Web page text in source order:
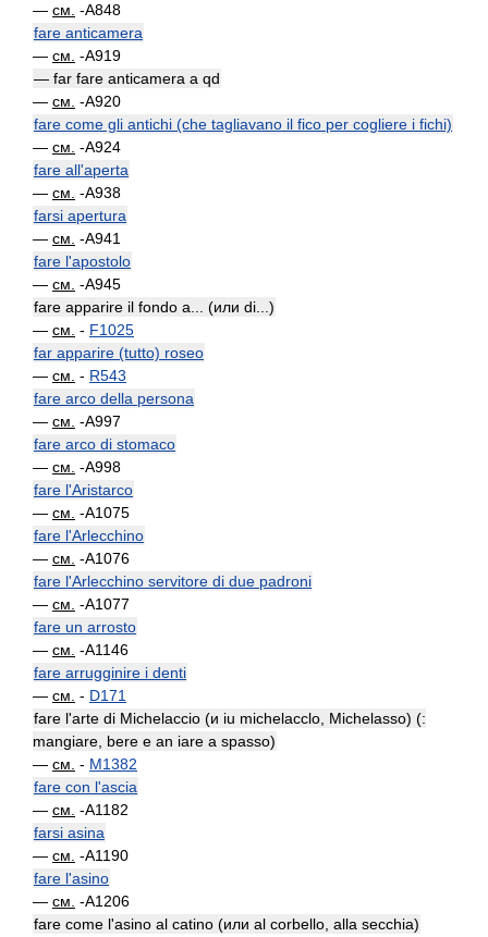
— см. -A848
fare anticamera
— см. -A919
— far fare anticamera a qd
— см. -A920
fare come gli antichi (che tagliavano il fico per cogliere i fichi)
— см. -A924
fare all'aperta
— см. -A938
farsi apertura
— см. -A941
fare l'apostolo
— см. -A945
fare apparire il fondo a... (или di...)
— см. - F1025
far apparire (tutto) roseo
— см. - R543
fare arco della persona
— см. -A997
fare arco di stomaco
— см. -A998
fare l'Aristarco
— см. -A1075
fare l'Arlecchino
— см. -A1076
fare l'Arlecchino servitore di due padroni
— см. -A1077
fare un arrosto
— см. -A1146
fare arrugginire i denti
— см. - D171
fare l'arte di Michelaccio (и iu michelacclo, Michelasso) (:
mangiare, bere e an iare a spasso)
— см. - M1382
fare con l'ascia
— см. -A1182
farsi asina
— см. -A1190
fare l'asino
— см. -A1206
fare come l'asino al catino (или al corbello, alla secchia)